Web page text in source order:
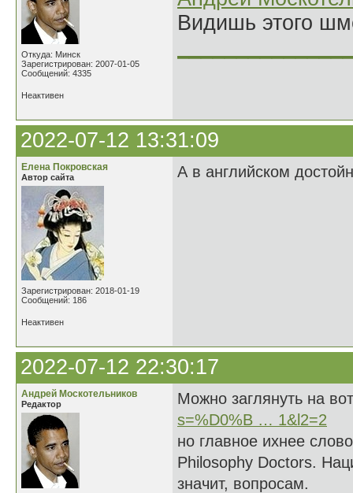
Откуда: Минск
Зарегистрирован: 2007-01-05
Сообщений: 4335
Видишь этого
Неактивен
2022-07-12 13:31:09
Елена Покровская
Автор сайта
Зарегистрирован: 2018-01-19
Сообщений: 186
А в английском
Неактивен
2022-07-12 22:30:17
Андрей Москотельников
Редактор
Можно заглянуть на
s=%D0%B … 1&l2=2
но главное ихнее
Philosophy Doctors.
значит, вопросам.